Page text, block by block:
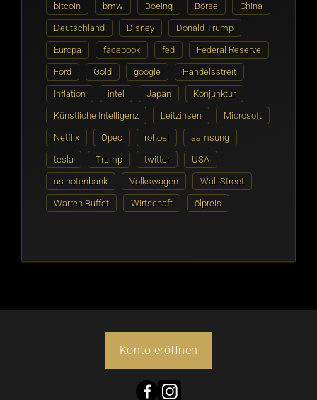
bitcoin bmw Boeing Börse China
Deutschland Disney Donald Trump
Europa facebook fed Federal Reserve
Ford Gold google Handelsstreit
Inflation intel Japan Konjunktur
Künstliche Intelligenz Leitzinsen Microsoft
Netflix Opec rohoel samsung
tesla Trump twitter USA
us notenbank Volkswagen Wall Street
Warren Buffet Wirtschaft ölpreis
Konto eröffnen